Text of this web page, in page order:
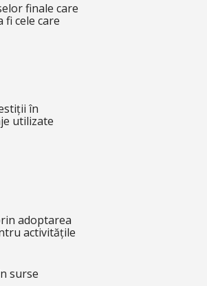
finale care
fi cele care
în
utilizate
adoptarea
activitățile
surse